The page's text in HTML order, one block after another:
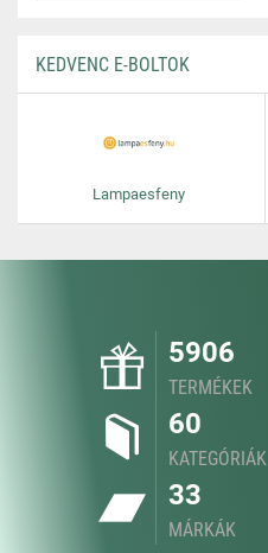
KEDVENC E-BOLTOK
Lampaesfeny
5906
TERMÉKEK
60
KATEGÓRIÁK
33
MÁRKÁK